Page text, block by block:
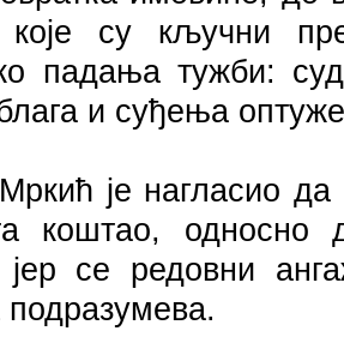
су кључни
падања тужби:
и суђења
је нагласио
коштао, односно
јер се редовни